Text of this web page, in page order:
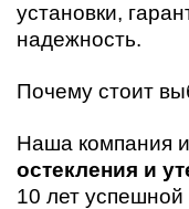
установки,
надежность.
Почему стоит
Наша компания
остекления и
10 лет